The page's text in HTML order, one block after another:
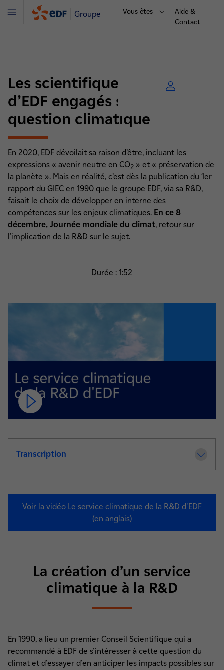
Groupe Vous êtes
Aide &
Contact
Menu
Les scientifiques de la R&D
d’EDF engagés sur la
question climatique
En 2020, EDF dévoilait sa raison d’être, incluant les
expressions « avenir neutre en CO2 » et « préservation de
la planète ». Mais en réalité, c’est dès la publication du 1er
rapport du GIEC en 1990 que le groupe EDF, via sa R&D,
faisait le choix de développer en interne des
compétences sur les enjeux climatiques. En ce 8
décembre, Journée mondiale du climat, retour sur
l’implication de la R&D sur le sujet.
Durée : 1:52
Transcription de la video Le service climatique de la
Voir la vidéo Le service climatique de la R&D d'EDF
(en anglais)
La création d’un service
climatique à la R&D
En 1990, a lieu un premier Conseil Scientifique qui a
recommandé à EDF de s'intéresser à cette question du
climat et d'essayer d'en anticiper les impacts possibles sur